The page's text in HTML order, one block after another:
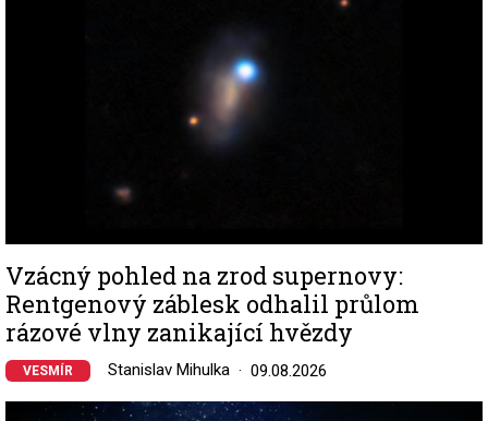
Vzácný pohled na zrod supernovy:
Rentgenový záblesk odhalil průlom
rázové vlny zanikající hvězdy
VESMÍR Stanislav Mihulka 09.08.2026
Image